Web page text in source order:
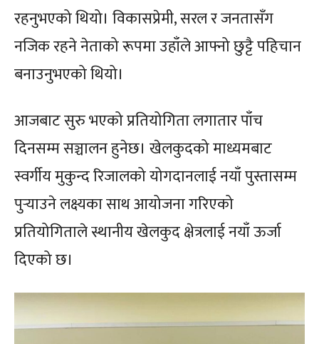
रहनुभएको थियो। विकासप्रेमी, सरल र जनतासँग
नजिक रहने नेताको रूपमा उहाँले आफ्नो छुट्टै पहिचान
बनाउनुभएको थियो।
आजबाट सुरु भएको प्रतियोगिता लगातार पाँच
दिनसम्म सञ्चालन हुनेछ। खेलकुदको माध्यमबाट
स्वर्गीय मुकुन्द रिजालको योगदानलाई नयाँ पुस्तासम्म
पुर्‍याउने लक्ष्यका साथ आयोजना गरिएको
प्रतियोगिताले स्थानीय खेलकुद क्षेत्रलाई नयाँ ऊर्जा
दिएको छ।